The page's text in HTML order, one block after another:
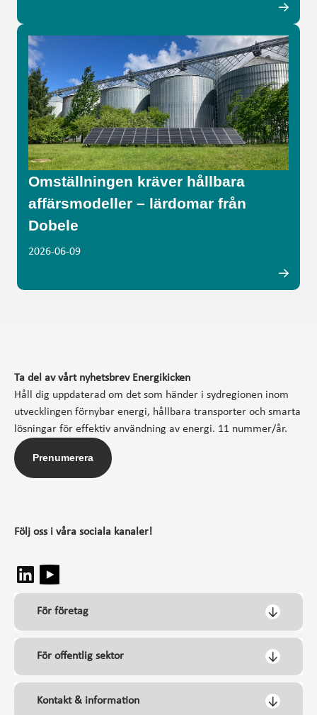
Omställningen kräver hållbara
affärsmodeller – lärdomar från
Dobele
2026-06-09
Ta del av vårt nyhetsbrev Energikicken
Håll dig uppdaterad om det som händer i sydregionen inom
utvecklingen förnybar energi, hållbara transporter och smarta
lösningar för effektiv användning av energi. 11 nummer/år.
Prenumerera
Följ oss i våra sociala kanaler!
För företag
För offentlig sektor
Kontakt & information